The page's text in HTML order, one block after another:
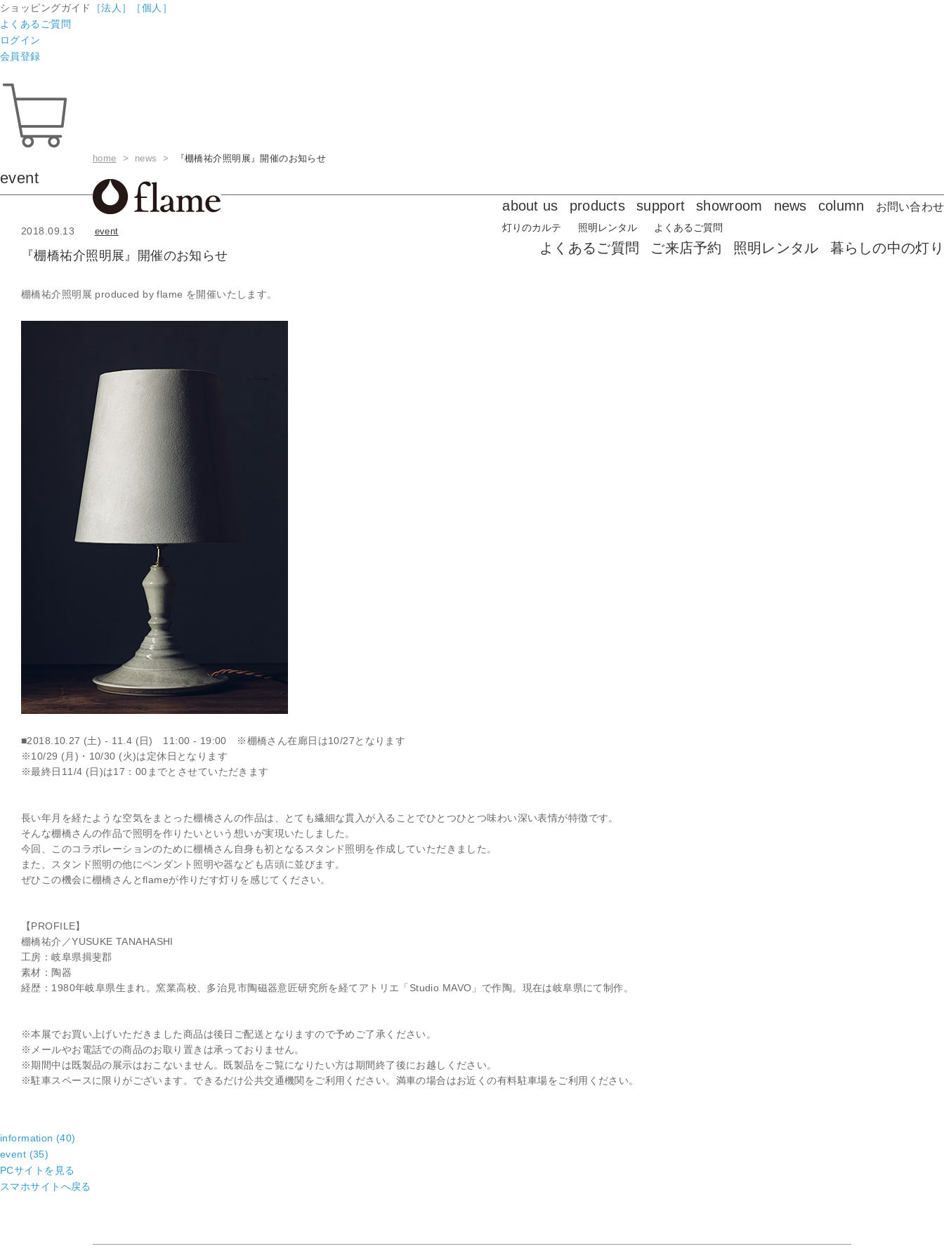
ショッピングガイド ［法人］
［個人］
よくあるご質問
ログイン
会員登録
home > news > 『棚橋祐介照明展』開催のお知らせ
about us products support
灯りのカルテ 照明レンタル よくあるご質問
showroom news column お問い合わせ
よくあるご質問 ご来店予約 照明レンタル 暮らしの中の灯り
event
2018.09.13 event
『棚橋祐介照明展』開催のお知らせ
棚橋祐介照明展 produced by flame を開催いたします。
■2018.10.27 (土) - 11.4 (日) 11:00 - 19:00 ※棚橋さん在廊日は10/27となります
※10/29 (月)・10/30 (火)は定休日となります
※最終日11/4 (日)は17：00までとさせていただきます
長い年月を経たような空気をまとった棚橋さんの作品は、とても繊細な貫入が入ることでひとつひとつ味わい深い表情が特徴です。
そんな棚橋さんの作品で照明を作りたいという想いが実現いたしました。
今回、このコラボレーションのために棚橋さん自身も初となるスタンド照明を作成していただきました。
また、スタンド照明の他にペンダント照明や器なども店頭に並びます。
ぜひこの機会に棚橋さんとflameが作りだす灯りを感じてください。
【PROFILE】
棚橋祐介／YUSUKE TANAHASHI
工房：岐阜県揖斐郡
素材：陶器
経歴：1980年岐阜県生まれ。窯業高校、多治見市陶磁器意匠研究所を経てアトリエ「Studio MAVO」で作陶。現在は岐阜県にて制作。
※本展でお買い上げいただきました商品は後日ご配送となりますので予めご了承ください。
※メールやお電話での商品のお取り置きは承っておりません。
※期間中は既製品の展示はおこないません。既製品をご覧になりたい方は期間終了後にお越しください。
※駐車スペースに限りがございます。できるだけ公共交通機関をご利用ください。満車の場合はお近くの有料駐車場をご利用ください。
information (40)
event (35)
PCサイトを見る
スマホサイトへ戻る